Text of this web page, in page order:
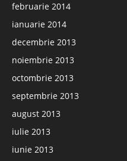
februarie 2014
ianuarie 2014
decembrie 2013
noiembrie 2013
octombrie 2013
septembrie 2013
august 2013
iulie 2013
iunie 2013